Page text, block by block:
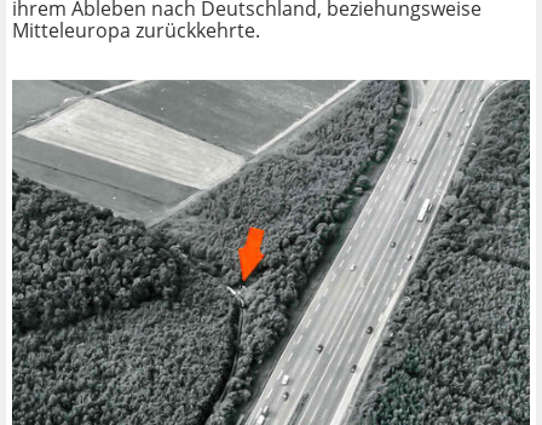
ihrem Ableben nach Deutschland, beziehungsweise
Mitteleuropa zurückkehrte.